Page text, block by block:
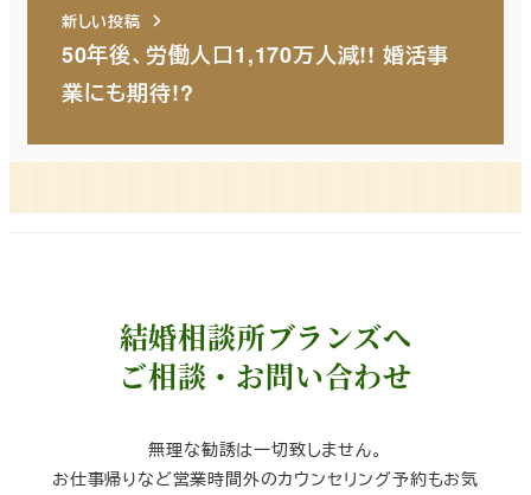
新しい投稿
50年後、労働人口1,170万人減!! 婚活事
業にも期待!?
結婚相談所ブランズへ
ご相談・お問い合わせ
無理な勧誘は一切致しません。
お仕事帰りなど営業時間外のカウンセリング予約もお気